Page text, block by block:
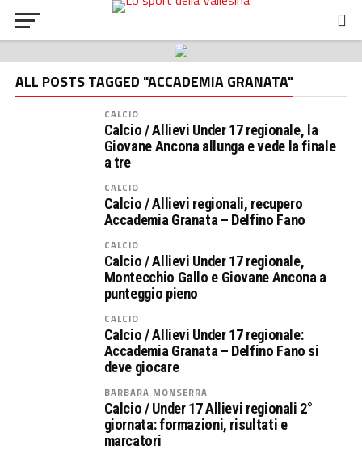
ALL POSTS TAGGED "ACCADEMIA GRANATA"
CALCIO
Calcio / Allievi Under 17 regionale, la
Giovane Ancona allunga e vede la finale
a tre
CALCIO
Calcio / Allievi regionali, recupero
Accademia Granata – Delfino Fano
CALCIO
Calcio / Allievi Under 17 regionale,
Montecchio Gallo e Giovane Ancona a
punteggio pieno
CALCIO
Calcio / Allievi Under 17 regionale:
Accademia Granata – Delfino Fano si
deve giocare
BARBARA MONSERRA
Calcio / Under 17 Allievi regionali 2°
giornata: formazioni, risultati e
marcatori